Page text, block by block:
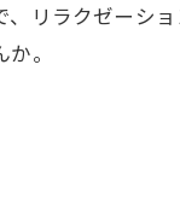
、リラクゼーシ
。